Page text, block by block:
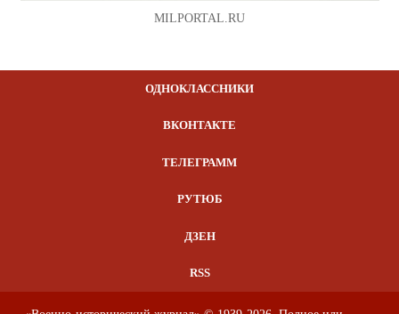
MILPORTAL.RU
ОДНОКЛАССНИКИ
ВКОНТАКТЕ
ТЕЛЕГРАММ
РУТЮБ
ДЗЕН
RSS